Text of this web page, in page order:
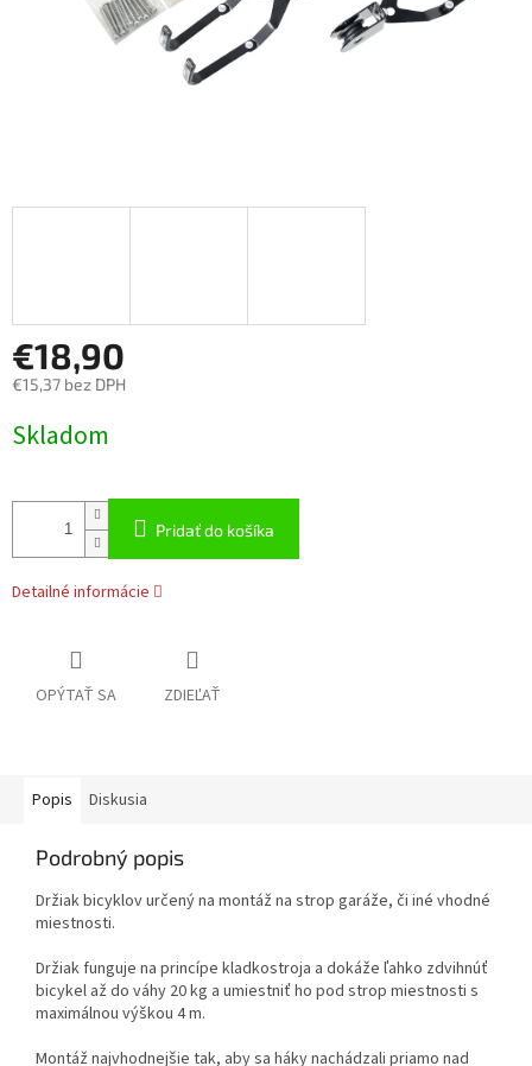
€18,90
€15,37 bez DPH
cena:
Skladom
Pridať do košíka
Detailné informácie
OPÝTAŤ SA ZDIEĽAŤ
Popis Diskusia
Podrobný popis
Držiak bicyklov určený na montáž na strop garáže, či iné vhodné
miestnosti.
Držiak funguje na princípe kladkostroja a dokáže ľahko zdvihnúť
bicykel až do váhy 20 kg a umiestniť ho pod strop miestnosti s
maximálnou výškou 4 m.
Montáž najvhodnejšie tak, aby sa háky nachádzali priamo nad